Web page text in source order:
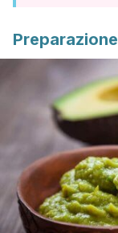
Preparazione